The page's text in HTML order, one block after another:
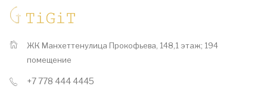
ЖК Манхеттен​улица Прокофьева, 148, ​1 этаж; 194
помещение
+7 778 444 4445